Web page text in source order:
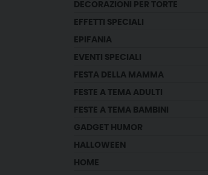
DECORAZIONI PER TORTE
EFFETTI SPECIALI
EPIFANIA
EVENTI SPECIALI
FESTA DELLA MAMMA
FESTE A TEMA ADULTI
FESTE A TEMA BAMBINI
GADGET HUMOR
HALLOWEEN
HOME